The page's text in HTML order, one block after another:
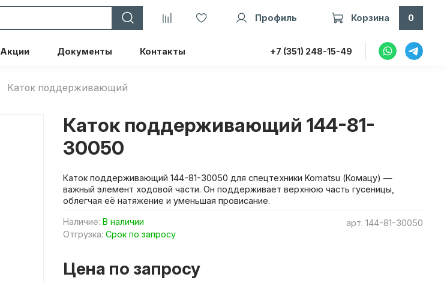
Акции Документы Контакты +7 (351) 248-15-49
Профиль Корзина 0
Каток поддерживающий
арт. 144-81-30050
Наличие: В наличии
Отгрузка: Срок по запросу
Каток поддерживающий 144-81-
30050
Цена по запросу
Каток поддерживающий 144-81-30050 для спецтехники Komatsu (Комацу) —
важный элемент ходовой части. Он поддерживает верхнюю часть гусеницы,
облегчая её натяжение и уменьшая провисание.